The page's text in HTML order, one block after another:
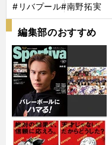
#リバプール#南野拓実
編集部のおすすめ